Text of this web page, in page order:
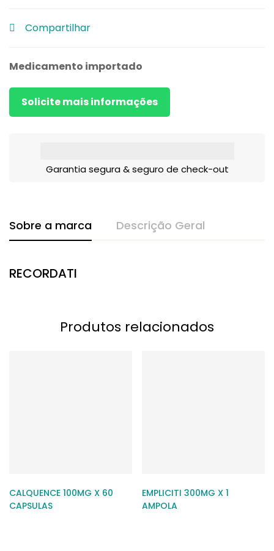
Compartilhar
Medicamento importado
Solicite mais informações
Garantia segura & seguro de check-out
Sobre a marca Descrição Geral
RECORDATI
Produtos relacionados
CALQUENCE 100MG X 60
CAPSULAS
EMPLICITI 300MG X 1
AMPOLA